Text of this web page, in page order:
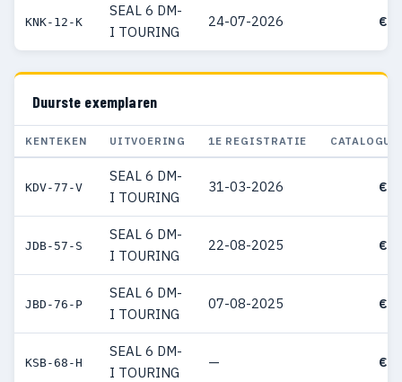
KNK-12-K
SEAL 6 DM-
I TOURING
24-07-2026 €
Duurste exemplaren
KENTEKEN UITVOERING 1E REGISTRATIE
KDV-77-V
SEAL 6 DM-
I TOURING
31-03-2026 €
JDB-57-S
SEAL 6 DM-
I TOURING
22-08-2025 €
JBD-76-P
SEAL 6 DM-
I TOURING
07-08-2025 €
KSB-68-H
SEAL 6 DM-
I TOURING
— €